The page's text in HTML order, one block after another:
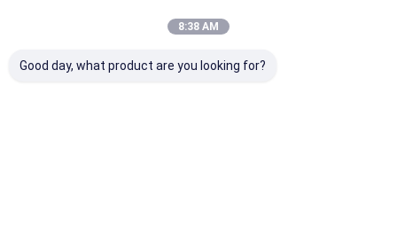
8:38 AM
Good day, what product are you looking for?